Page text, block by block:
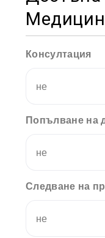
Консултация
не
Попълване на
не
Следване на
не